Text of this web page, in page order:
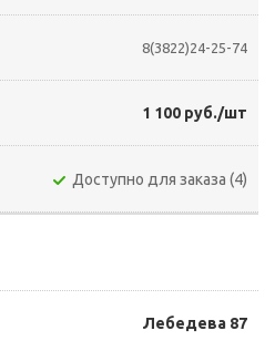
8(3822)24-25-74
1 100 руб./шт
Доступно для заказа (4)
Лебедева 87